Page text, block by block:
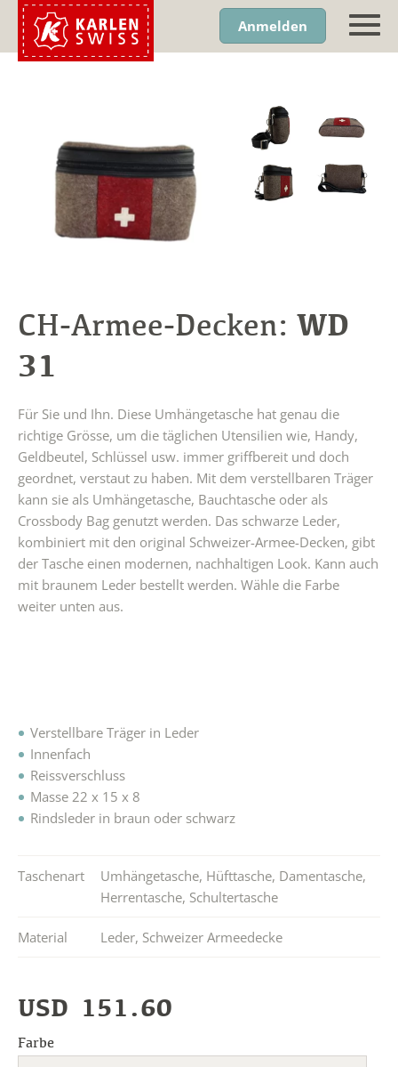
Anmelden
CH-Armee-Decken: WD
31
Für Sie und Ihn. Diese Umhängetasche hat genau die
richtige Grösse, um die täglichen Utensilien wie, Handy,
Geldbeutel, Schlüssel usw. immer griffbereit und doch
geordnet, verstaut zu haben. Mit dem verstellbaren Träger
kann sie als Umhängetasche, Bauchtasche oder als
Crossbody Bag genutzt werden. Das schwarze Leder,
kombiniert mit den original Schweizer-Armee-Decken, gibt
der Tasche einen modernen, nachhaltigen Look. Kann auch
mit braunem Leder bestellt werden. Wähle die Farbe
weiter unten aus.
Verstellbare Träger in Leder
Innenfach
Reissverschluss
Masse 22 x 15 x 8
Rindsleder in braun oder schwarz
Taschenart Umhängetasche, Hüfttasche, Damentasche,
Herrentasche, Schultertasche
Material Leder, Schweizer Armeedecke
USD 151.60
Farbe